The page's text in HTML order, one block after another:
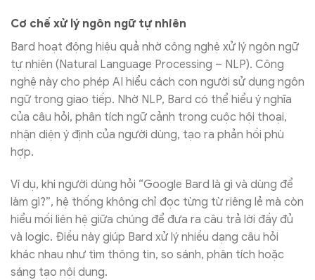
Cơ chế xử lý ngôn ngữ tự nhiên
Bard hoạt động hiệu quả nhờ công nghệ xử lý ngôn ngữ
tự nhiên (Natural Language Processing – NLP). Công
nghệ này cho phép AI hiểu cách con người sử dụng ngôn
ngữ trong giao tiếp. Nhờ NLP, Bard có thể hiểu ý nghĩa
của câu hỏi, phân tích ngữ cảnh trong cuộc hội thoại,
nhận diện ý định của người dùng, tạo ra phản hồi phù
hợp.
Ví dụ, khi người dùng hỏi “Google Bard là gì và dùng để
làm gì?”, hệ thống không chỉ đọc từng từ riêng lẻ mà còn
hiểu mối liên hệ giữa chúng để đưa ra câu trả lời đầy đủ
và logic. Điều này giúp Bard xử lý nhiều dạng câu hỏi
khác nhau như tìm thông tin, so sánh, phân tích hoặc
sáng tạo nội dung.